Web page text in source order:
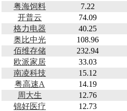
粤海饲料
7.22
开普云
74.09
格力电器
40.25
奥比中光
108.96
佰维存储
232.94
欧派家居
33.03
南凌科技
15.12
粤高速A
14.19
周大生
12.76
锦好医疗
12.73